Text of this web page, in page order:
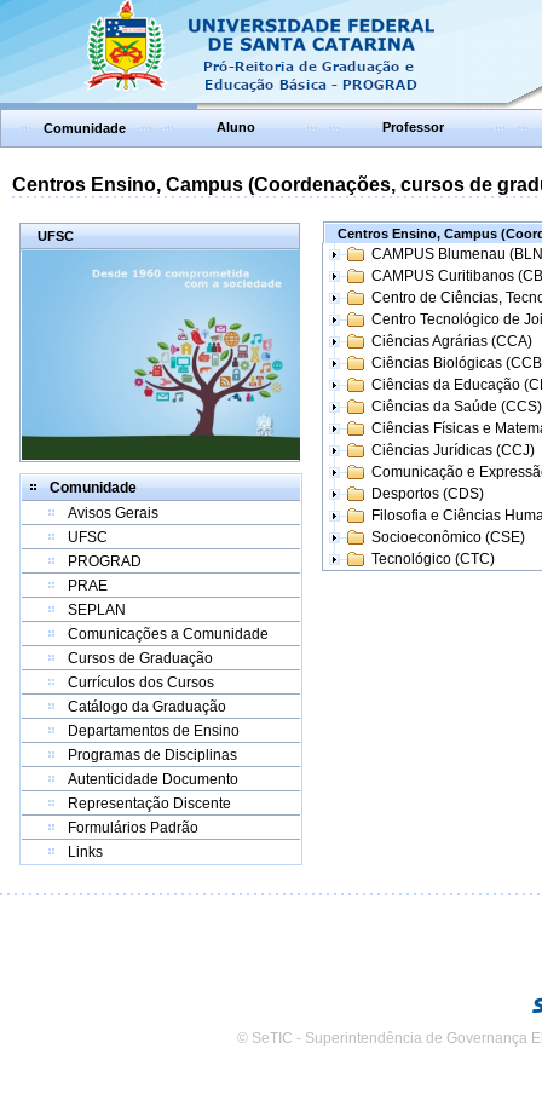
Comunidade Aluno Professor
Centros Ensino, Campus (Coordenações, cursos de
UFSC
Comunidade
Avisos Gerais
UFSC
PROGRAD
PRAE
SEPLAN
Comunicações a Comunidade
Cursos de Graduação
Currículos dos Cursos
Catálogo da Graduação
Departamentos de Ensino
Programas de Disciplinas
Autenticidade Documento
Representação Discente
Formulários Padrão
Links
Centros Ensino, Campus
CAMPUS Blumenau
CAMPUS Curitibanos
Centro de Ciências,
Centro Tecnológico de
Ciências Agrárias (CCA)
Ciências Biológicas
Ciências da Educação
Ciências da Saúde (CCS)
Ciências Físicas e
Ciências Jurídicas (CCJ)
Comunicação e
Desportos (CDS)
Filosofia e Ciências
Socioeconômico (CSE)
Tecnológico (CTC)
© SeTIC - Superintendência de Governança